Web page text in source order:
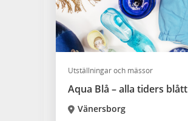
Utställningar och mässor
Aqua Blå – alla tiders blått
Vänersborg